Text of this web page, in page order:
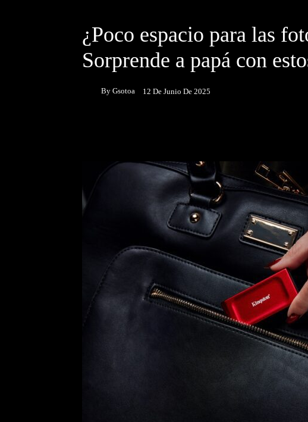
¿Poco espacio para las
Sorprende a papá con
By Gsotoa 12 De Junio De 2025